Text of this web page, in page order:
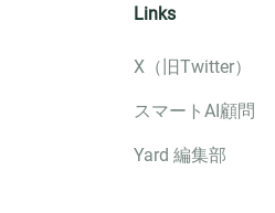
Links
X（旧Twitter）
スマートAI顧問
Yard 編集部